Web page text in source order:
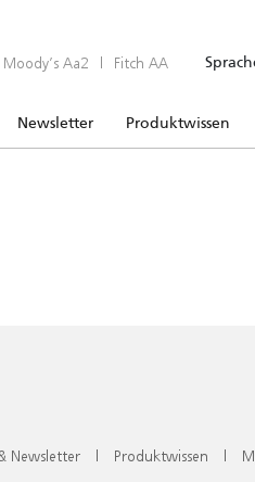
Moody’s Aa2 | Fitch AA
Newsletter Produktwissen
Newsletter | Produktwissen |